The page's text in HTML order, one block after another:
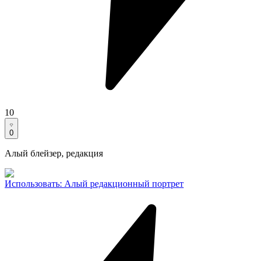
10
0
Алый блейзер, редакция
Использовать: Алый редакционный портрет